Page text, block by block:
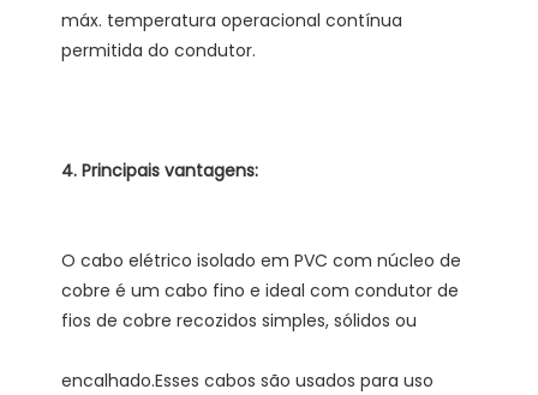
máx. temperatura operacional contínua
O cabo elétrico isolado em PVC com núcleo de
cobre é um cabo fino e ideal com condutor de
encalhado.Esses cabos são usados ​​para uso